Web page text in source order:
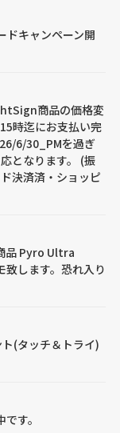
ドキャンペーン開
商品の価格変
時迄にお支払い完
6/30_PMを過ぎ
となります。 (振
決済済・ショッピ
品 Pyro Ultra
します。恐れ入り
(タッチ＆トライ)
す。